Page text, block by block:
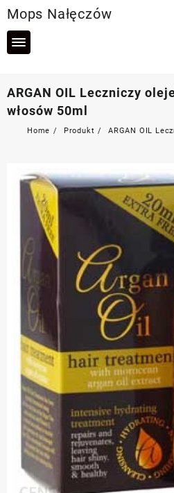
to
content
Mops Nałęczów
ARGAN OIL Leczniczy
włosów 50ml
Home Produkt
ARGAN OIL